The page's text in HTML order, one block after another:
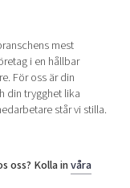
mest
i en hållbar
För oss är din
din trygghet lika
står vi stilla.
oss? Kolla invåra